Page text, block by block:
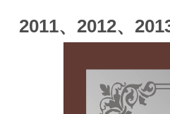
2011、2012、